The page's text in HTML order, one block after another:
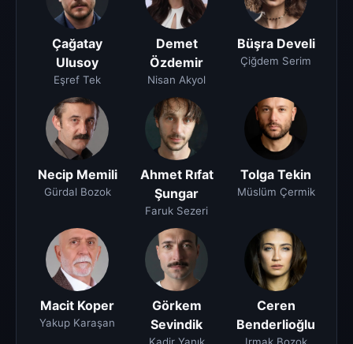
Çağatay
Ulusoy
Eşref Tek
Demet
Özdemir
Nisan Akyol
Büşra Develi
Çiğdem Serim
Necip Memili
Gürdal Bozok
Ahmet Rıfat
Şungar
Faruk Sezeri
Tolga Tekin
Müslüm Çermik
Macit Koper
Yakup Karaşan
Görkem
Sevindik
Ceren
Benderlioğlu